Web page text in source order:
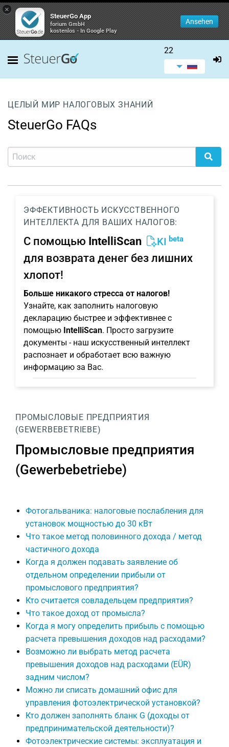
×
SteuerGo App
forium GmbH
kostenlos - In Google Play
Ansehen
22
ЦЕЛЫЙ МИР НАЛОГОВЫХ ЗНАНИЙ
SteuerGo FAQs
ЭФФЕКТИВНОСТЬ ИСКУССТВЕННОГО
ИНТЕЛЛЕКТА ДЛЯ ВАШИХ НАЛОГОВ:
С помощью IntelliScan KI beta
для возврата денег без лишних
хлопот!
Больше никакого стресса от налогов!
Узнайте, как заполнить налоговую
декларацию быстрее и эффективнее с
помощью IntelliScan. Просто загрузите
документы - наш искусственный интеллект
распознает и обработает всю важную
информацию за Вас.
ПРОМЫСЛОВЫЕ ПРЕДПРИЯТИЯ
(GEWERBEBETRIEBE)
Промысловые предприятия
(Gewerbebetriebe)
Фотогальваника: налоговые послабления для
установок мощностью до 30 кВт
Что такое метод половинного дохода / метод
частичного дохода
Когда я должен подавать заявление об
отдельном определении прибыли от
промыслового предприятия?
Кто считается совладельцем предприятия?
Что такое доход от промысла?
Когда я могу определить прибыль с помощью
расчета превышения доходов над расходами?
Возможно ли выбрать метод расчета
превышения доходов над расходами (EÜR)
задним числом?
Можно ли списать домашний офис для
управления фотоэлектрической установкой?
Кто должен заполнять бланк G (доходы от
предпринимательской деятельности)?
Фотоэлектрические системы: эксплуатация и